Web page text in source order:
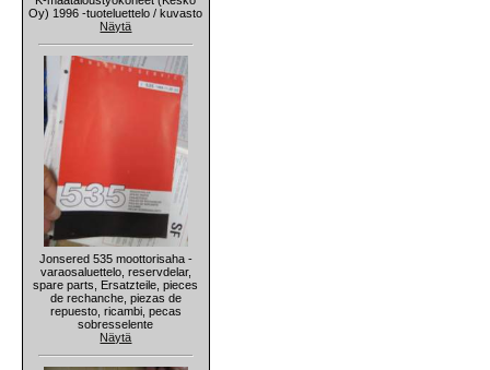
Oy) 1996 -tuoteluettelo / kuvasto
Näytä
Jonsered 535 moottorisaha -
varaosaluettelo, reservdelar,
spare parts, Ersatzteile, pieces
de rechanche, piezas de
repuesto, ricambi, pecas
sobresselente
Näytä